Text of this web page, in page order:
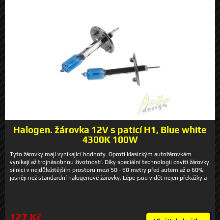
Halogen. žárovka 12V s paticí H1, Blue white
4300K 100W
Tyto žárovky mají vynikající hodnoty. Oproti klasickým autožárovkám
vynikají až trojnásobnou životností. Díky speciální technologii osvítí žárovky
silnici v nejdůležitějším prostoru mezi 50 - 60 metry před autem až o 60%
jasněji než standardní halogenové žárovky. Lépe jsou vidět nejen překážky a
vhodné používat do plastových světel vzhledem k vyššímu zahřívání.
127 Kč